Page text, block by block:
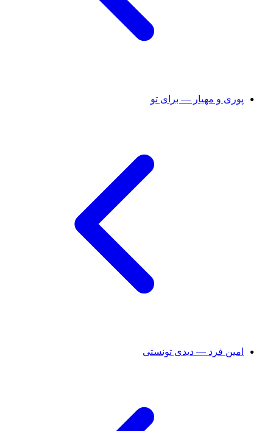
پوری و مهیار — برای تو
امین فرد — دیدی تونستی